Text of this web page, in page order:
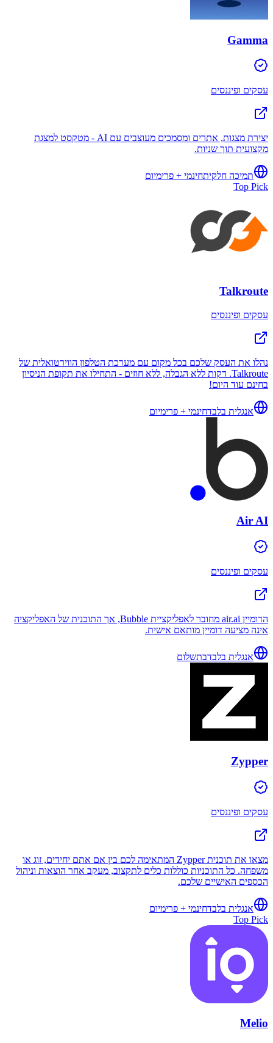
Gamma
עסקים ופיננסים
יצירת מצגות, אתרים ומסמכים מעוצבים עם AI - מטקסט למצגת
מקצועית תוך שניות.
תמיכה חלקיתחינמי + פרימיום
Top Pick
Talkroute
עסקים ופיננסים
נהלו את העסק שלכם בכל מקום עם מערכת הטלפון הווירטואלית של
Talkroute. דקות ללא הגבלה, ללא חוזים - התחילו את תקופת הניסיון
בחינם עוד היום!
אנגלית בלבדחינמי + פרימיום
Air AI
עסקים ופיננסים
הדומיין air.ai מחובר לאפליקציית Bubble, אך התוכנית של האפליקציה
אינה מציעה דומיין מותאם אישית.
אנגלית בלבדבתשלום
Zypper
עסקים ופיננסים
מצאו את תוכנית Zypper המתאימה לכם בין אם אתם יחידים, זוג או
משפחה. כל התוכניות כוללות כלים לתקצוב, מעקב אחר הוצאות וניהול
הכספים האישיים שלכם.
אנגלית בלבדחינמי + פרימיום
Top Pick
Melio